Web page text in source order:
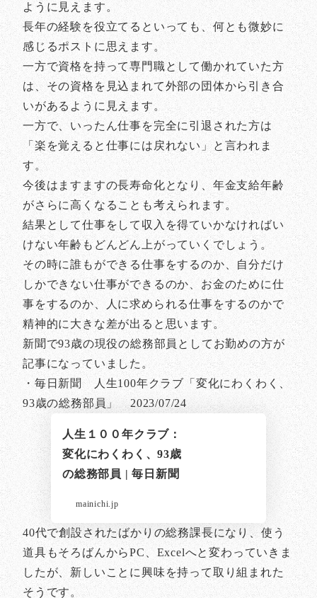
ように見えます。
長年の経験を役立てるといっても、何とも微妙に
感じるポストに思えます。
一方で資格を持って専門職として働かれていた方
は、その資格を見込まれて外部の団体から引き合
いがあるように見えます。
一方で、いったん仕事を完全に引退された方は
「楽を覚えると仕事には戻れない」と言われま
す。
今後はますますの長寿命化となり、年金支給年齢
がさらに高くなることも考えられます。
結果として仕事をして収入を得ていかなければい
けない年齢もどんどん上がっていくでしょう。
その時に誰もができる仕事をするのか、自分だけ
しかできない仕事ができるのか、お金のために仕
事をするのか、人に求められる仕事をするのかで
精神的に大きな差が出ると思います。
新聞で93歳の現役の総務部員としてお勤めの方が
記事になっていました。
・毎日新聞 人生100年クラブ「変化にわくわく、
93歳の総務部員」 2023/07/24
人生１００年クラブ：
変化にわくわく、93歳
の総務部員 | 毎日新聞
mainichi.jp
40代で創設されたばかりの総務課長になり、使う
道具もそろばんからPC、Excelへと変わっていきま
したが、新しいことに興味を持って取り組まれた
そうです。